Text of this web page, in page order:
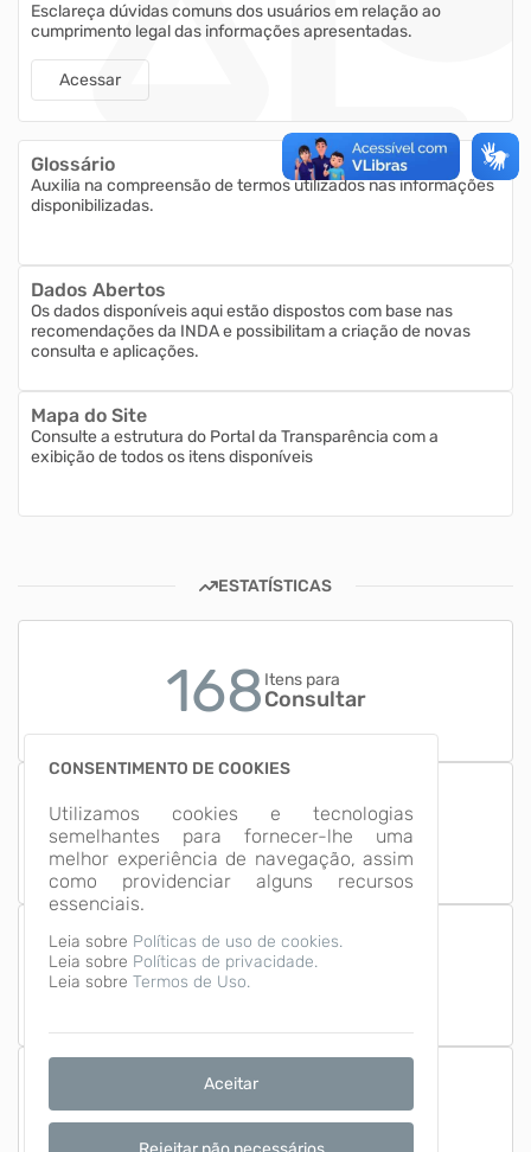
CONSENTIMENTO DE COOKIES
Utilizamos cookies e tecnologias
semelhantes para fornecer-lhe uma
melhor experiência de navegação, assim
como providenciar alguns recursos
essenciais.
Leia sobre Políticas de uso de cookies.
Leia sobre Políticas de privacidade.
Leia sobre Termos de Uso.
Aceitar
Esclareça dúvidas comuns dos usuários em relação ao
cumprimento legal das informações apresentadas.
Acessar
Glossário
Auxilia na compreensão de termos utilizados nas informações
disponibilizadas.
Dados Abertos
Os dados disponíveis aqui estão dispostos com base nas
recomendações da INDA e possibilitam a criação de novas
consulta e aplicações.
Mapa do Site
Consulte a estrutura do Portal da Transparência com a
exibição de todos os itens disponíveis
ESTATÍSTICAS
168 Itens para
Consultar
18 Grupos de
Informação
Número de Acessos
1,673,213
Última Atualização
07/08/2026